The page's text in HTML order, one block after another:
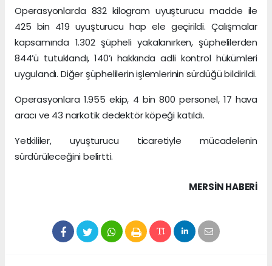
Operasyonlarda 832 kilogram uyuşturucu madde ile
425 bin 419 uyuşturucu hap ele geçirildi. Çalışmalar
kapsamında 1.302 şüpheli yakalanırken, şüphelilerden
844’ü tutuklandı, 140’ı hakkında adli kontrol hükümleri
uygulandı. Diğer şüphelilerin işlemlerinin sürdüğü bildirildi.
Operasyonlara 1.955 ekip, 4 bin 800 personel, 17 hava
aracı ve 43 narkotik dedektör köpeği katıldı.
Yetkililer, uyuşturucu ticaretiyle mücadelenin
sürdürüleceğini belirtti.
MERSIN HABERİ